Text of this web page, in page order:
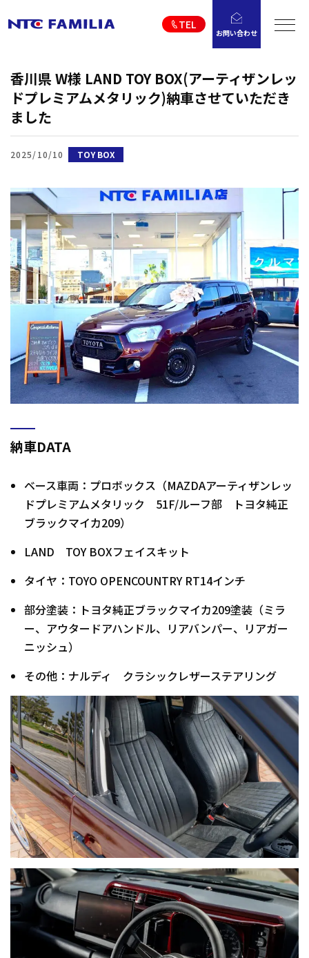
TEL
お問い合わせ
香川県 W様 LAND TOY BOX(アーティザンレッ
ドプレミアムメタリック)納車させていただき
ました
2025/10/10 TOY BOX
納車DATA
ベース車両：プロボックス（MAZDAアーティザンレッ
ドプレミアムメタリック 51F/ルーフ部 トヨタ純正
ブラックマイカ209）
LAND TOY BOXフェイスキット
タイヤ：TOYO OPENCOUNTRY RT14インチ
部分塗装：トヨタ純正ブラックマイカ209塗装（ミラ
ー、アウタードアハンドル、リアバンパー、リアガー
ニッシュ）
その他：ナルディ クラシックレザーステアリング